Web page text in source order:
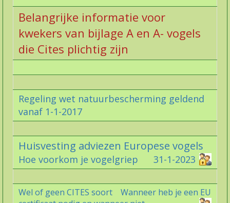
Belangrijke informatie voor
kwekers van bijlage A en A- vogels
die Cites plichtig zijn
Regeling wet natuurbescherming geldend
vanaf 1-1-2017
Huisvesting adviezen Europese vogels
Hoe voorkom je vogelgriep 31-1-2023
Wel of geen CITES soort Wanneer heb je een EU